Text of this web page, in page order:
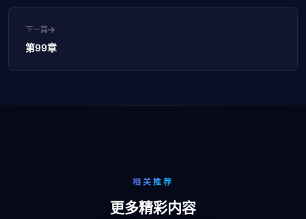
下一篇
第99章
相关推荐
更多精彩内容